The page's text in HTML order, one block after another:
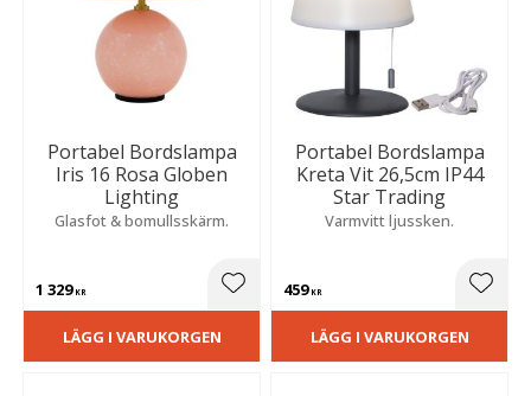
Portabel Bordslampa
Iris 16 Rosa Globen
Lighting
Glasfot & bomullsskärm.
1 329KR Lägg till i favoriter
LÄGG I VARUKORGEN
Portabel Bordslampa
Kreta Vit 26,5cm IP44
Star Trading
Varmvitt ljussken.
459KR
LÄGG I VARUKORGEN